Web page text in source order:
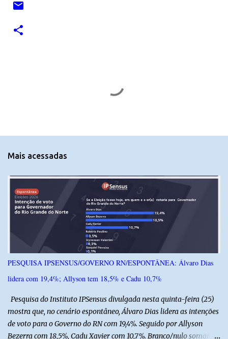
n
r
i
o
Mais acessadas
PESQUISA IPSENSUS/GOVERNO RN/ESPONTÂNEA: Álvaro Dias
lidera com 19,4%; Allyson tem 18,5% e Cadu 10,7%
Pesquisa do Instituto IPSensus divulgada nesta quinta-feira (25)
mostra que, no cenário espontâneo, Álvaro Dias lidera as intenções
de voto para o Governo do RN com 19,4%. Seguido por Allyson
Bezerra com 18,5%, Cadu Xavier com 10,7%. Branco/nulo somaram